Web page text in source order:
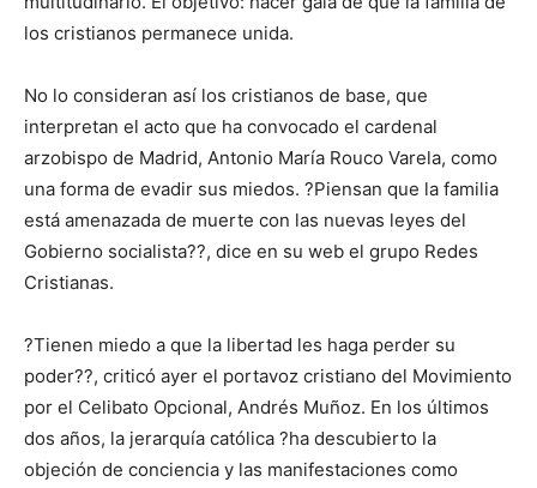
los cristianos permanece unida.
No lo consideran así los cristianos de base, que
interpretan el acto que ha convocado el cardenal
arzobispo de Madrid, Antonio María Rouco Varela, como
una forma de evadir sus miedos. ?Piensan que la familia
está amenazada de muerte con las nuevas leyes del
Gobierno socialista??, dice en su web el grupo Redes
Cristianas.
?Tienen miedo a que la libertad les haga perder su
poder??, criticó ayer el portavoz cristiano del Movimiento
por el Celibato Opcional, Andrés Muñoz. En los últimos
dos años, la jerarquía católica ?ha descubierto la
objeción de conciencia y las manifestaciones como